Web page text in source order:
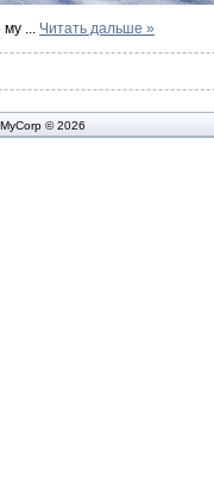
му Читать дальше »
© 2026